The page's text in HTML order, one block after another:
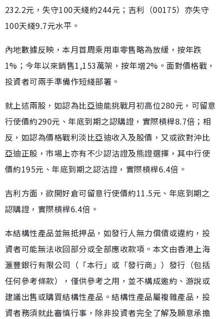
232.2元，失守100天綫約244元；吉利（00175）亦失守
100天綫9.7元水平。
內地數據反映，本月首周乘用車零售略為放緩，按年跌
1%；今年以來銷售1,153萬架，按年增2%。面對價格戰，
投資者可兩手準備作短綫部署。
就上述兩股，如認為比亞迪能挑戰月初高位280元，可留意
行使價約290元、年底到期之認購證，實際槓桿8.7倍；相
反，如認為價格戰利淡比亞迪收入及股價，又或欲對沖比
亞迪正股，市場上亦有不少認沽證及熊證選擇，其中行使
價約195元、年底到期之認沽證，實際槓桿6.4倍。
吉利方面，欲開好倉可留意行使價約11.5元、年底到期之
認購證，實際槓桿6.4倍。
本結構性產品並無抵押品，如發行人無力償債或違約，投
資者可能無法收回部分或全部應收款項。本文由香港上海
滙豐銀行有限公司（「本行」或「發行商」）發行（包括
任何參考條款），僅供參考之用，並不構成邀約、游說或
建議出售或購買結構性產品。結構性產品屬複雜產品，投
資者務須就此審慎行事，除非投資者完全了解及願意承擔